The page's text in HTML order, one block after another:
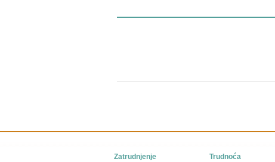
Zatrudnjenje
Trudnoća